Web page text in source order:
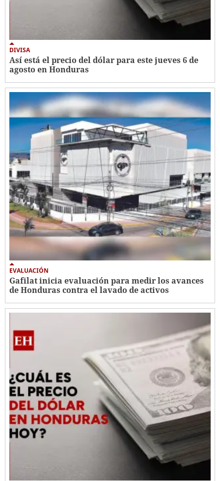
DIVISA
Así está el precio del dólar para este jueves 6 de
agosto en Honduras
EVALUACIÓN
Gafilat inicia evaluación para medir los avances
de Honduras contra el lavado de activos